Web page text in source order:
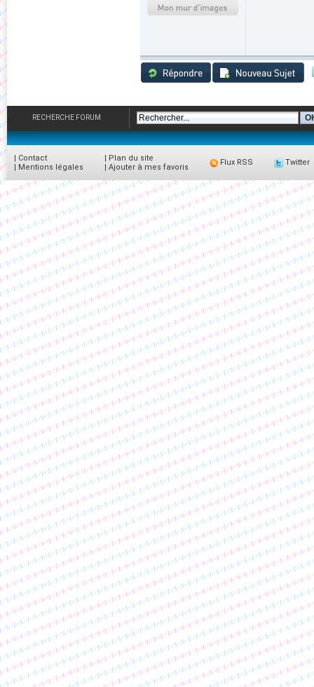
RECHERCHE FORUM
| Contact
| Mentions légales
| Plan du site
| Ajouter à mes favoris
Flux RSS Twitter